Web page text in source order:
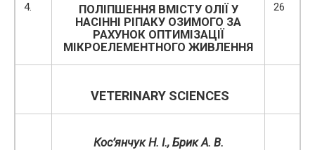
4.
ПОЛІПШЕННЯ ВМІСТУ ОЛІЇ У
НАСІННІ РІПАКУ ОЗИМОГО ЗА
РАХУНОК ОПТИМІЗАЦІЇ
МІКРОЕЛЕМЕНТНОГО ЖИВЛЕННЯ
26
VETERINARY SCIENCES
Кос’янчук Н. І., Брик А. В.